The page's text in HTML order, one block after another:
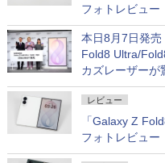
フォトレビュー
本日8月7日発売
Fold8 Ultra/
カズレーザーが
屋のメニュー並
レビュー
「Galaxy Z
フォトレビュー